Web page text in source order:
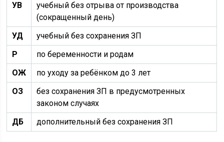
УВ
учебный без отрыва от производства
(сокращенный день)
УД
учебный без сохранения ЗП
Р
по беременности и родам
ОЖ
по уходу за ребёнком до 3 лет
ОЗ
без сохранения ЗП в предусмотренных
законом случаях
ДБ
дополнительный без сохранения ЗП